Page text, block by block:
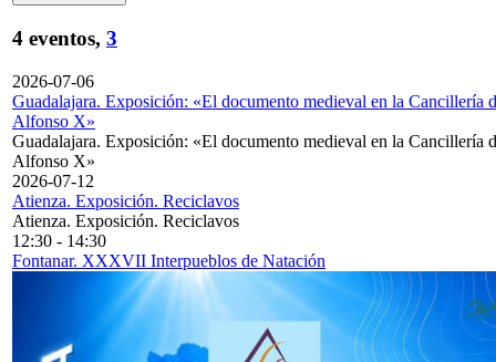
4 eventos, 3
2026-07-06
Guadalajara. Exposición: «El documento medieval en la Cancillería
Alfonso X»
Guadalajara. Exposición: «El documento medieval en la Cancillería
Alfonso X»
2026-07-12
Atienza. Exposición. Reciclavos
Atienza. Exposición. Reciclavos
12:30 - 14:30
Fontanar. XXXVII Interpueblos de Natación